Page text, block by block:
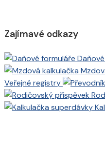
Zajímavé odkazy
Veřejné registry